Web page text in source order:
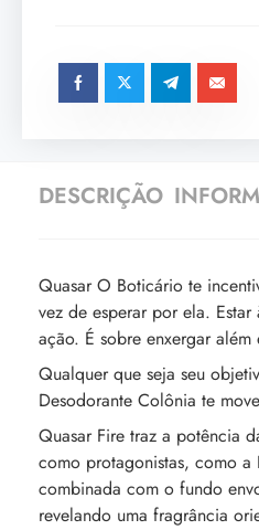
DESCRIÇÃO
Quasar O Boticário te
vez de esperar por ela.
ação. É sobre enxergar
Qualquer que seja seu
Desodorante Colônia te
Quasar Fire traz a potência
como protagonistas, como a
combinada com o fundo
revelando uma fragrância